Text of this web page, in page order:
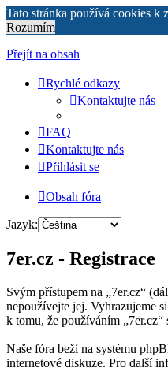
Tato stránka používá cookies k
Rozumím
Přejít na obsah
Rychlé odkazy
Kontaktujte nás
FAQ
Kontaktujte nás
Přihlásit se
Obsah fóra
Jazyk:
7er.cz - Registrace
Svým přístupem na „7er.cz“
nepoužívejte jej. Vyhrazujeme
k tomu, že používáním „7er.cz“
Naše fóra beží na systému
internetové diskuze. Pro další